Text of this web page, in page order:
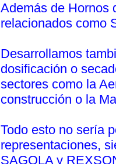
Además de Hornos
relacionados como
Desarrollamos
dosificación o
sectores como la
construcción o la
Todo esto no sería
representaciones,
SAGOLA y